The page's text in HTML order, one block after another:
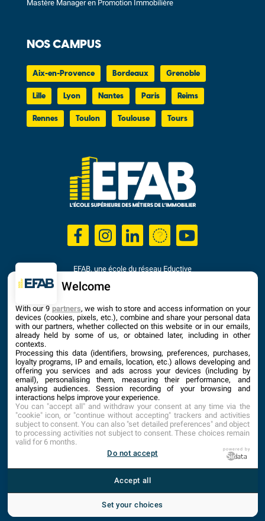
Mastère Manager en Promotion Immobilière
NOS CAMPUS
Aix-en-Provence Bordeaux Grenoble
Lille Lyon Nantes Paris Reims
Rennes Toulon Toulouse Tours
ACCUEIL
CONDITIONS GÉNÉRALES D’INSCRIPTION
EFAB, une école du réseau Eductive
Établissement d'Enseignement Supérieur Privé Technique
Dernière mise à jour : Septembre 2025
Welcome
With our 9 partners, we wish to store and access information on your
devices (cookies, pixels, etc.), combine and share your personal data
with our partners, whether collected on this website or in our emails,
already held by some of us, or obtained later, including in other
contexts.
Processing this data (identifiers, browsing, preferences, purchases,
loyalty programs, IP and emails, location, etc.) allows developing and
offering you services and ads across your devices (including by
email), personalising them, measuring their performance, and
analysing audiences. Session recording of your browsing and
interactions helps improve your experience.
You can "accept all" and withdraw your consent at any time via the
"cookie" icon, or "continue without accepting" trackers and activities
subject to consent. You can also "set detailed preferences" and object
to processing activities not subject to consent. These choices remain
valid for 6 months.
Do not accept
powered by
Set your choices
Accept all
1